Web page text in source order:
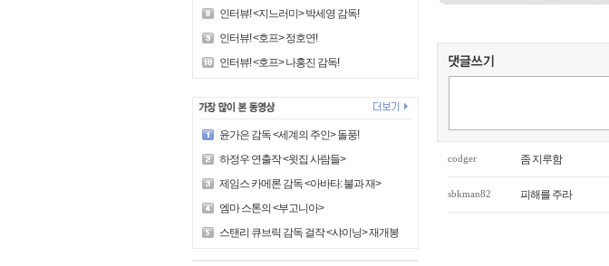
인터뷰! <지느러미> 박세영 감독!
인터뷰! <호프> 정호연!
인터뷰! <호프> 나홍진 감독!
윤가은 감독 <세계의 주인> 돌풍!
하정우 연출작 <윗집 사람들>
제임스 카메론 감독 <아바타: 불과 재>
엠마 스톤의 <부고니아>
스탠리 큐브릭 감독 걸작 <샤이닝> 재개봉!
codger 좀 지루함
sbkman82 피해를 주라